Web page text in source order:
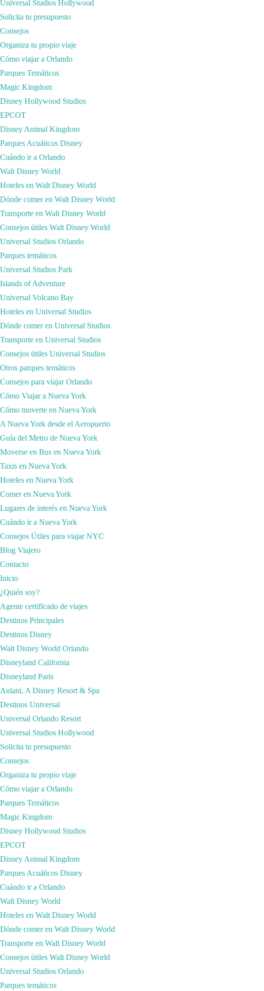
Universal Studios Hollywood
Solicita tu presupuesto
Consejos
Organiza tu propio viaje
Cómo viajar a Orlando
Parques Temáticos
Magic Kingdom
Disney Hollywood Studios
EPCOT
Disney Animal Kingdom
Parques Acuáticos Disney
Cuándo ir a Orlando
Walt Disney World
Hoteles en Walt Disney World
Dónde comer en Walt Disney World
Transporte en Walt Disney World
Consejos útiles Walt Disney World
Universal Studios Orlando
Parques temáticos
Universal Studios Park
Islands of Adventure
Universal Volcano Bay
Hoteles en Universal Studios
Dónde comer en Universal Studios
Transporte en Universal Studios
Consejos útiles Universal Studios
Otros parques temáticos
Consejos para viajar Orlando
Cómo Viajar a Nueva York
Cómo moverte en Nueva York
A Nueva York desde el Aeropuerto
Guía del Metro de Nueva York
Moverse en Bus en Nueva York
Taxis en Nueva York
Hoteles en Nueva York
Comer en Nueva York
Lugares de interés en Nueva York
Cuándo ir a Nueva York
Consejos Útiles para viajar NYC
Blog Viajero
Contacto
Inicio
¿Quién soy?
Agente certificado de viajes
Destinos Principales
Destinos Disney
Walt Disney World Orlando
Disneyland California
Disneyland Paris
Aulani, A Disney Resort & Spa
Destinos Universal
Universal Orlando Resort
Universal Studios Hollywood
Solicita tu presupuesto
Consejos
Organiza tu propio viaje
Cómo viajar a Orlando
Parques Temáticos
Magic Kingdom
Disney Hollywood Studios
EPCOT
Disney Animal Kingdom
Parques Acuáticos Disney
Cuándo ir a Orlando
Walt Disney World
Hoteles en Walt Disney World
Dónde comer en Walt Disney World
Transporte en Walt Disney World
Consejos útiles Walt Disney World
Universal Studios Orlando
Parques temáticos
la habremos sacado? Pues del formulario de contacto, de los comentarios en el
de acuerdo, encantados te atenderemos vía mail, y como último recurso, aunque
consideras que no lo estamos haciendo bien, aunque esperamos que no llegues a
Hacemos todo lo que está en nuestra mano para que tus datos estén a salvo. Esto
no suceda. Si esto ocurriese, os lo comunicaríamos a todos los afectad@s en cuanto
Como las leyes cambian cada dos por tres… Lo mejor es que de vez en cuando te
cumplimos con la ley Orgánica 15/1999, de 13 de diciembre, de Protección de
de desarrollo de la LOPD. También con el Reglamento (UE) 2016/679 del
de 11 de julio, de Servicios de la Sociedad de la Información y Comercio
¿Quién es el responsable del tratamiento de la newsletter y de nuestro mail? Pues
bonita ciudad de Santander.
¿Qué es Cómo Viajar y Los Viajes de Xuso? Pues un blog de viajes, con canal de
se aplicará la política de privacidad aquí expuesta.
¿Para qué vamos a ponernos en contacto contigo? Pueden darse varios motivos, que
Que nos hayáis dejado un comentario en el blog y os queramos decir algo sobre él o
Que nos hayáis mandado un mail a nuestras direcciones de correo electrónico
Que nos hayáis escrito a través de nuestro formulario de contacto
Que os hayáis suscrito a nuestra newsletter. A esta última opción, cabe decir que
mandaremos un mail para preguntarte si quieres seguir estando suscrit@, así que
contigo para los fines que hayas especificado al darte de alta.
¿Qué otro tipo de datos se pueden recabar con tu navegación por nuestra web?
supone Cómo Viajar, nos ayudamos de una serie de herramientas que pueden
detalles personales de nadie. ¿Qué herramientas son estas? Los analytics de
La web de Cómo Viajar incluye un certificado SSL que se trata de un protocolo de
Al igual que nosotros nos comprometemos a esto, damos por sentado que cuando
Viajeros y Viajeras, esperamos no haberos aburrido mucho…
SOLICITA TU PRESUPUESTO SIN
COMPROMISO
SÍGUENOS EN YOUTUBE
Vídeo de YouTube
UCZF17cvsCKMyvkwSJo58cyg_MkYSk4fd8Tg